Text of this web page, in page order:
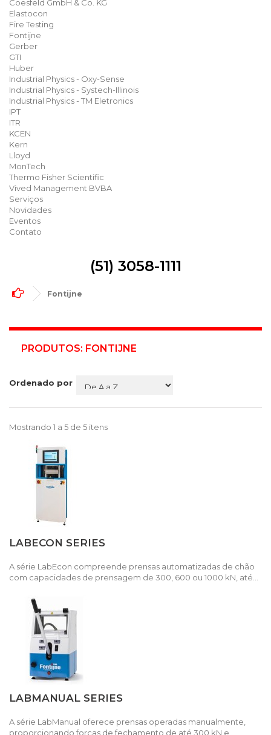
Coesfeld GmbH & Co. KG
Elastocon
Fire Testing
Fontijne
Gerber
GTI
Huber
Industrial Physics - Oxy-Sense
Industrial Physics - Systech-Illinois
Industrial Physics - TM Eletronics
IPT
ITR
KCEN
Kern
Lloyd
MonTech
Thermo Fisher Scientific
Vived Management BVBA
Serviços
Novidades
Eventos
Contato
(51) 3058-1111
Fontijne
PRODUTOS: FONTIJNE
Ordenado por
Mostrando 1 a 5 de 5 itens
LABECON SERIES
A série LabEcon compreende prensas automatizadas de chão
com capacidades de prensagem de 300, 600 ou 1000 kN, até...
LABMANUAL SERIES
A série LabManual oferece prensas operadas manualmente,
proporcionando forças de fechamento de até 300 kN e...